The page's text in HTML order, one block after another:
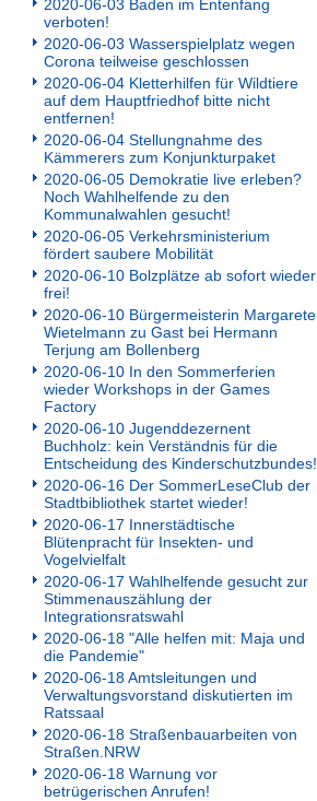
2020-06-03 Baden im Entenfang
verboten!
2020-06-03 Wasserspielplatz wegen
Corona teilweise geschlossen
2020-06-04 Kletterhilfen für Wildtiere
auf dem Hauptfriedhof bitte nicht
entfernen!
2020-06-04 Stellungnahme des
Kämmerers zum Konjunkturpaket
2020-06-05 Demokratie live erleben?
Noch Wahlhelfende zu den
Kommunalwahlen gesucht!
2020-06-05 Verkehrsministerium
fördert saubere Mobilität
2020-06-10 Bolzplätze ab sofort wieder
frei!
2020-06-10 Bürgermeisterin Margarete
Wietelmann zu Gast bei Hermann
Terjung am Bollenberg
2020-06-10 In den Sommerferien
wieder Workshops in der Games
Factory
2020-06-10 Jugenddezernent
Buchholz: kein Verständnis für die
Entscheidung des Kinderschutzbundes!
2020-06-16 Der SommerLeseClub der
Stadtbibliothek startet wieder!
2020-06-17 Innerstädtische
Blütenpracht für Insekten- und
Vogelvielfalt
2020-06-17 Wahlhelfende gesucht zur
Stimmenauszählung der
Integrationsratswahl
2020-06-18 "Alle helfen mit: Maja und
die Pandemie"
2020-06-18 Amtsleitungen und
Verwaltungsvorstand diskutierten im
Ratssaal
2020-06-18 Straßenbauarbeiten von
Straßen.NRW
2020-06-18 Warnung vor
betrügerischen Anrufen!